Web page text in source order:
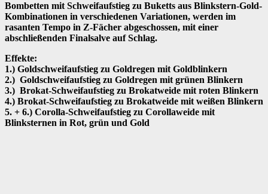
Bombetten mit Schweifaufstieg zu Buketts aus Blinkstern-Gold-
Kombinationen in verschiedenen Variationen, werden im
rasanten Tempo in Z-Fächer abgeschossen, mit einer
abschließenden Finalsalve auf Schlag.
Effekte:
1.) Goldschweifaufstieg zu Goldregen mit Goldblinkern
2.) Goldschweifaufstieg zu Goldregen mit grünen Blinkern
3.) Brokat-Schweifaufstieg zu Brokatweide mit roten Blinkern
4.) Brokat-Schweifaufstieg zu Brokatweide mit weißen Blinkern
5. + 6.) Corolla-Schweifaufstieg zu Corollaweide mit
Blinksternen in Rot, grün und Gold